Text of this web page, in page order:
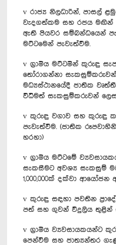
v රාජ්‍ය නිලධාරින්, පාසල්
වැදගත්කම සහ රජය මඟින්
ඇති පියවර සම්බන්ධයෙන්
මට්ටමෙන් පැවැත්වීම.
v ග්‍රාමීය මට්ටමින් කුරුඳු
තෝරාගන්නා
මධ්‍යස්ථානයේදී ජාතික
විධිමත් සැකසුම්කරුවන්
v කුරුඳු වගාව සහ කුරුඳු
පැවැත්වීම. (ජාතික
හරහා)
v ග්‍රාමීය මට්ටමේ
සැකසීමට අවශ්‍ය සැකසුම්
1,000,000ක් දක්වා ආයෝජන
v කුරුඳු සඳහා පවතින
පත් සහ ගුවන් විදුලිය තුළින්
v ග්‍රාමීය ව්‍යවසායකයන්ට
පෙන්වීම සහ ජාත්‍යන්තර